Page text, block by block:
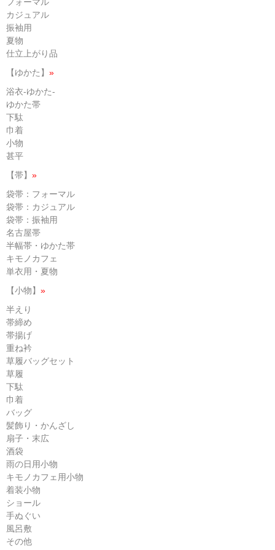
カジュアル
振袖用
夏物
仕立上がり品
【ゆかた】 »
浴衣-ゆかた-
ゆかた帯
下駄
巾着
小物
甚平
【帯】 »
袋帯：フォーマル
袋帯：カジュアル
袋帯：振袖用
名古屋帯
半幅帯・ゆかた帯
キモノカフェ
単衣用・夏物
【小物】 »
半えり
帯締め
帯揚げ
重ね衿
草履バッグセット
草履
下駄
巾着
バッグ
髪飾り・かんざし
扇子・末広
酒袋
雨の日用小物
キモノカフェ用小物
着装小物
ショール
手ぬぐい
風呂敷
その他